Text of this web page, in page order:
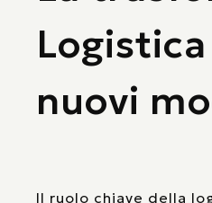
nuovi
Il ruolo chiave della